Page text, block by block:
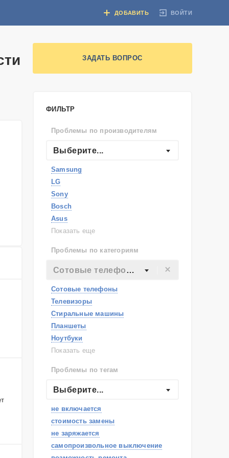
ВОЙТИ
ДОБАВИТЬ
ЗАДАТЬ ВОПРОС
ФИЛЬТР
Проблемы по производителям
Выберите...
Samsung
LG
Sony
Bosch
Asus
Lenovo
Apple
Indesit
Показать еще
Проблемы по категориям
Сотовые телефоны
Сотовые телефоны
Телевизоры
Стиральные машины
Планшеты
Ноутбуки
Холодильники
Посудомоечные машины
Наушники
Показать еще
Проблемы по тегам
Выберите...
не включается
стоимость замены
не заряжается
самопроизвольное выключение